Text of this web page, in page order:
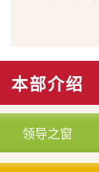
本部介绍
领导之窗